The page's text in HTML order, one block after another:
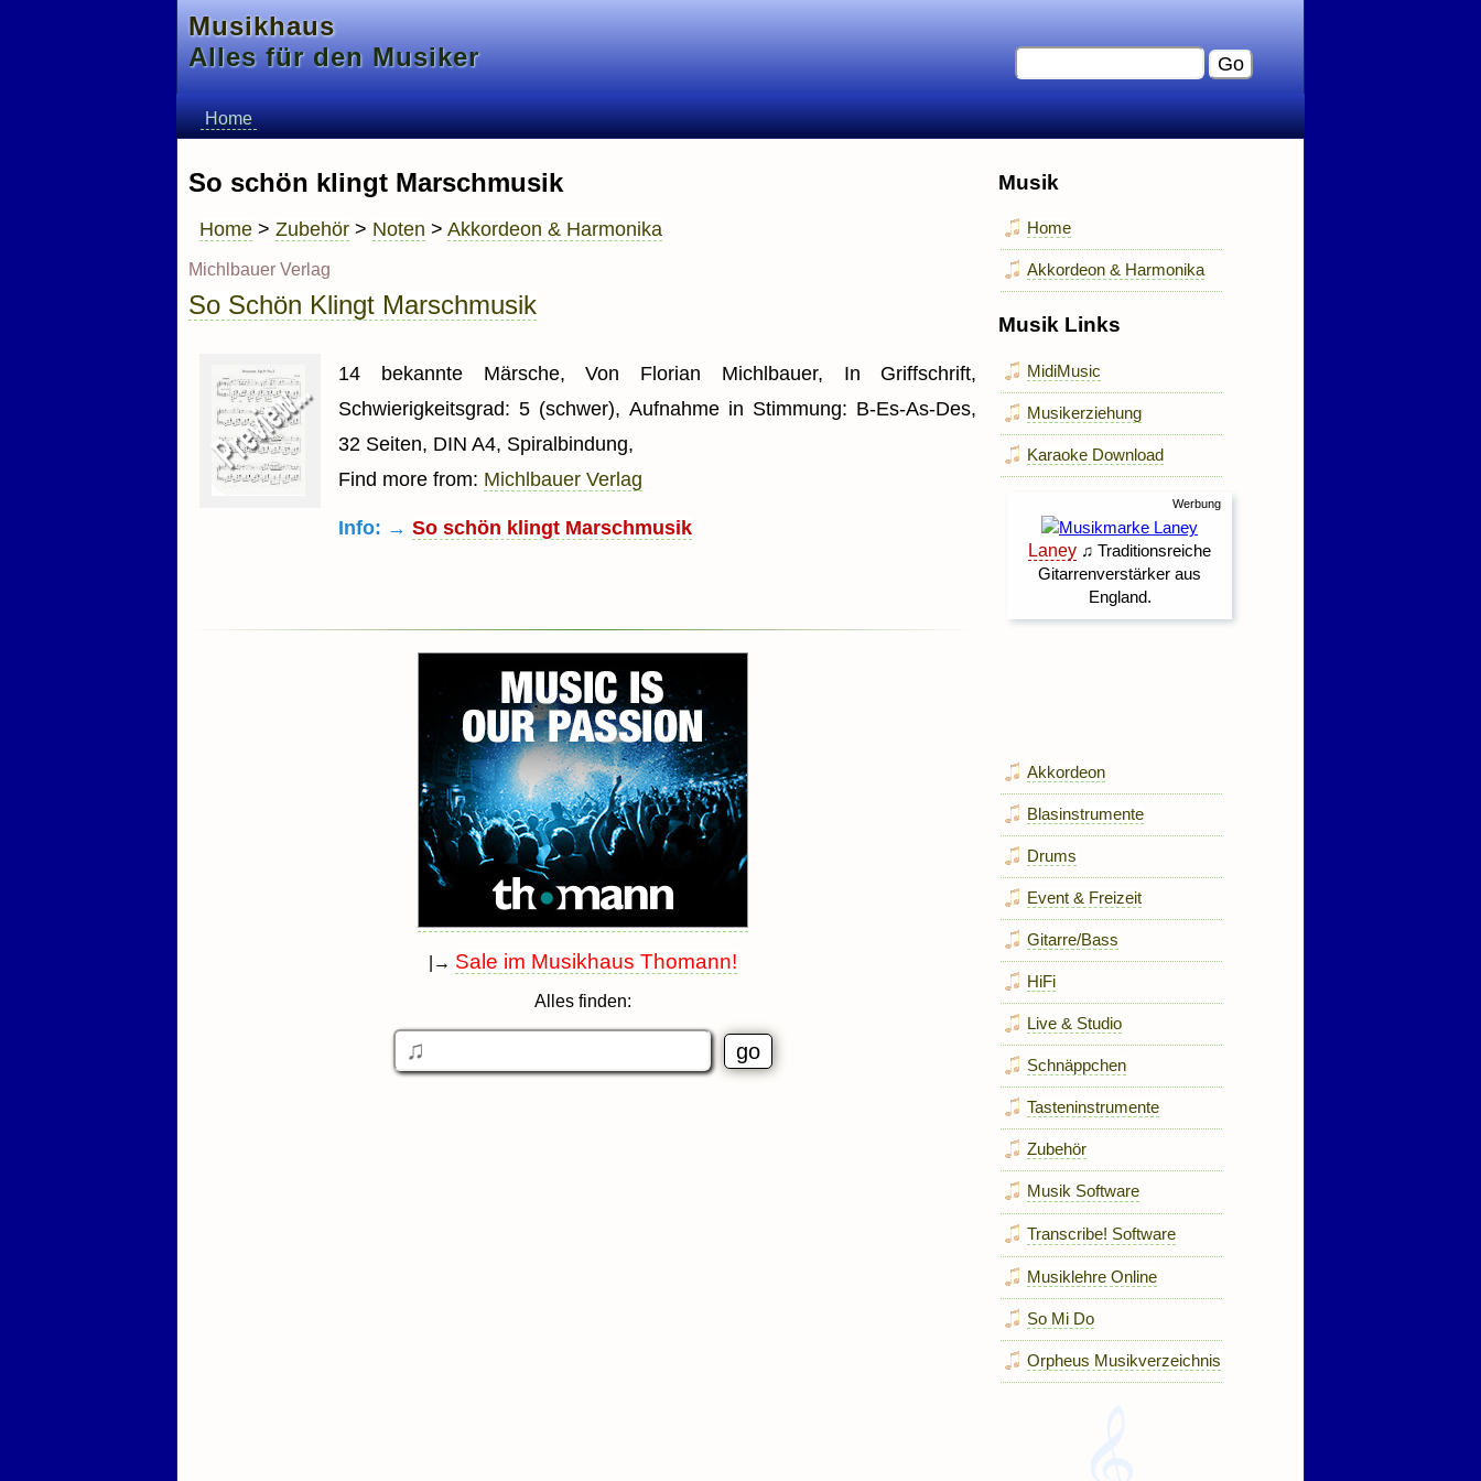
Musikhaus
Alles für den Musiker
Home
So schön klingt Marschmusik
Home > Zubehör > Noten > Akkordeon & Harmonika
Michlbauer Verlag
So Schön Klingt Marschmusik
14 bekannte Märsche, Von Florian Michlbauer, In Griffschrift,
Schwierigkeitsgrad: 5 (schwer), Aufnahme in Stimmung: B-Es-As-Des,
32 Seiten, DIN A4, Spiralbindung,
Find more from: Michlbauer Verlag
Info: → So schön klingt Marschmusik
|→ Sale im Musikhaus Thomann!
Alles finden:
Musik
Home
Akkordeon & Harmonika
Musik Links
MidiMusic
Musikerziehung
Karaoke Download
Akkordeon
Blasinstrumente
Drums
Event & Freizeit
Gitarre/Bass
HiFi
Live & Studio
Schnäppchen
Tasteninstrumente
Zubehör
Musik Software
Transcribe! Software
Musiklehre Online
So Mi Do
Orpheus Musikverzeichnis